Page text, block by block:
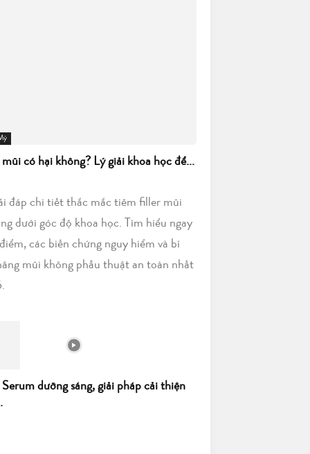
có hại không? Lý giải khoa học để...
đáp chi tiết thắc mắc tiêm filler mũi
dưới góc độ khoa học. Tìm hiểu ngay
các biến chứng nguy hiểm và bí
mũi không phẫu thuật an toàn nhất
dưỡng sáng, giải pháp cải thiện